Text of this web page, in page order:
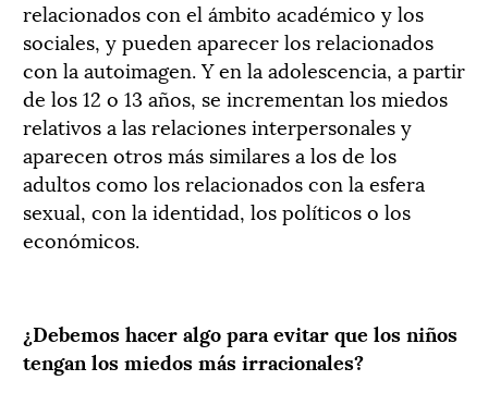
relacionados con el ámbito académico y los
sociales, y pueden aparecer los relacionados
con la autoimagen. Y en la adolescencia, a partir
de los 12 o 13 años, se incrementan los miedos
relativos a las relaciones interpersonales y
aparecen otros más similares a los de los
adultos como los relacionados con la esfera
sexual, con la identidad, los políticos o los
económicos.
¿Debemos hacer algo para evitar que los niños
tengan los miedos más irracionales?